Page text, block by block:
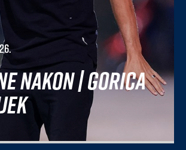
nakon | Gorica